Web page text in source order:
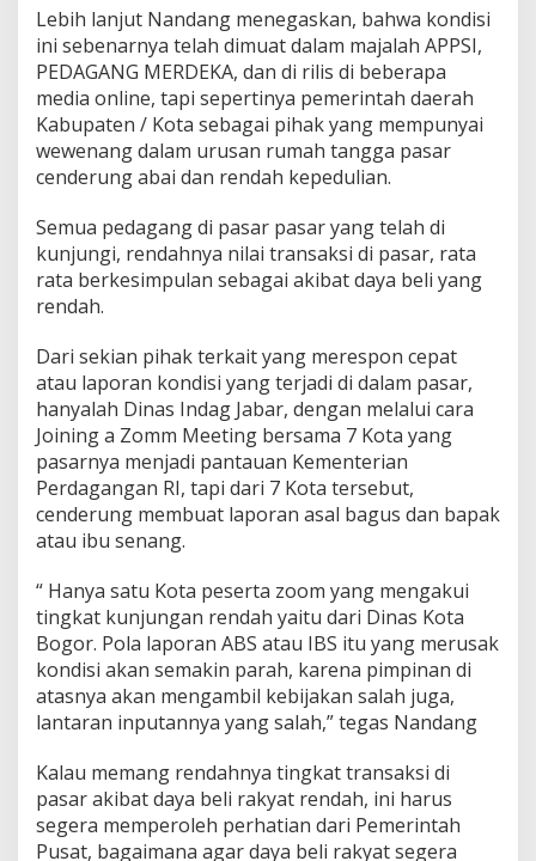
0
%
K
o
s
T
u
u
p
Lebih lanjut Nandang menegaskan, bahwa kondisi
ini sebenarnya telah dimuat dalam majalah APPSI,
PEDAGANG MERDEKA, dan di rilis di beberapa
media online, tapi sepertinya pemerintah daerah
Kabupaten / Kota sebagai pihak yang mempunyai
wewenang dalam urusan rumah tangga pasar
cenderung abai dan rendah kepedulian.
Semua pedagang di pasar pasar yang telah di
kunjungi, rendahnya nilai transaksi di pasar, rata
rata berkesimpulan sebagai akibat daya beli yang
rendah.
Dari sekian pihak terkait yang merespon cepat
atau laporan kondisi yang terjadi di dalam pasar,
hanyalah Dinas Indag Jabar, dengan melalui cara
Joining a Zomm Meeting bersama 7 Kota yang
pasarnya menjadi pantauan Kementerian
Perdagangan RI, tapi dari 7 Kota tersebut,
cenderung membuat laporan asal bagus dan bapak
atau ibu senang.
“ Hanya satu Kota peserta zoom yang mengakui
tingkat kunjungan rendah yaitu dari Dinas Kota
Bogor. Pola laporan ABS atau IBS itu yang merusak
kondisi akan semakin parah, karena pimpinan di
atasnya akan mengambil kebijakan salah juga,
lantaran inputannya yang salah,” tegas Nandang
Kalau memang rendahnya tingkat transaksi di
pasar akibat daya beli rakyat rendah, ini harus
segera memperoleh perhatian dari Pemerintah
Pusat, bagaimana agar daya beli rakyat segera